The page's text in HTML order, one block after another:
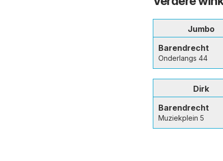
Jumbo
Barendrecht
Onderlangs 44
Dirk
Barendrecht
Muziekplein 5